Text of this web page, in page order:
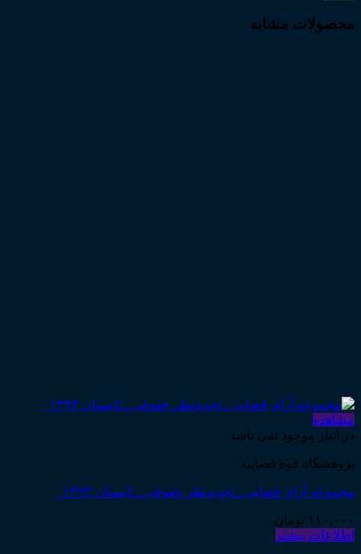
محصولات مشابه
مشاهده
در انبار موجود نمی باشد
پژوهشگاه قوه قضاییه
مجموعه آرای قضایی ـ تجدیدنظر حقوقی ـ تابستان ۱۳۹۳
۱۱۰,۰۰۰ تومان
اطلاعات بیشتر